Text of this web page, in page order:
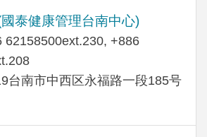
泰健康管理台南中心)
62158500ext.230, +886
台南市中西区永福路一段185号